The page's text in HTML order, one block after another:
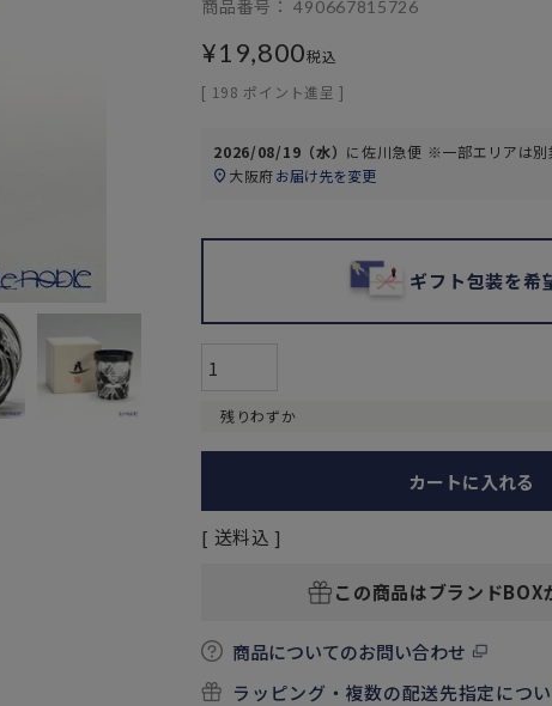
商品番号 490667815726
¥19,800税込
[ 198 ポイント進呈 ]
2026/08/19（水） に佐川急便 ※一部エリアは別
大阪府お届け先を変更
ギフト包装を希
残りわずか
カートに入れる
送料込
この商品はブランドBOX
商品についてのお問い合わせ
ラッピング・複数の配送先指定につ